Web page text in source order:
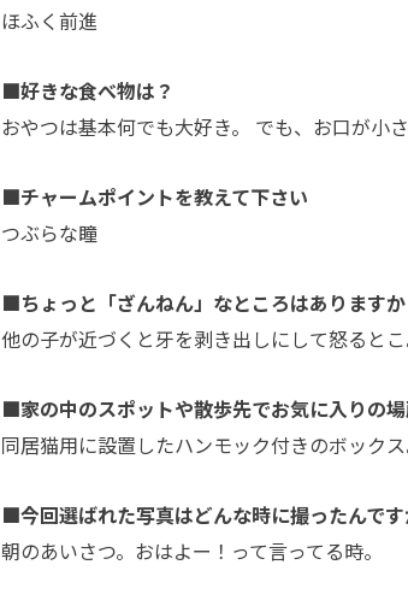
ほふく前進
■好きな食べ物は？
おやつは基本何でも大好き。 でも、お口が小
■チャームポイントを教えて下さい
つぶらな瞳
■ちょっと「ざんねん」なところはありますか
他の子が近づくと牙を剥き出しにして怒るとこ
■家の中のスポットや散歩先でお気に入りの
同居猫用に設置したハンモック付きのボックス
■今回選ばれた写真はどんな時に撮ったんです
朝のあいさつ。おはよー！って言ってる時。